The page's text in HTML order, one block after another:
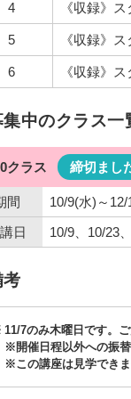
4 《収録》
5 《収録》
6 《収録》
集中のクラス一
クラス 締切まし
間 10/9(水)～12/
日
10/9、10/23
考
11/7のみ木曜日です。ご
※開催日程以外への振替
※この講座は見学できま